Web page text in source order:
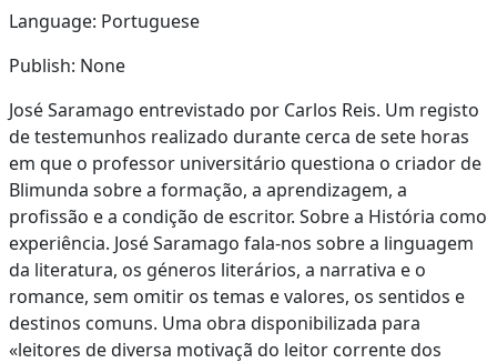
Language: Portuguese
Publish: None
José Saramago entrevistado por Carlos Reis. Um registo
de testemunhos realizado durante cerca de sete horas
em que o professor universitário questiona o criador de
Blimunda sobre a formação, a aprendizagem, a
profissão e a condição de escritor. Sobre a História como
experiência. José Saramago fala-nos sobre a linguagem
da literatura, os géneros literários, a narrativa e o
romance, sem omitir os temas e valores, os sentidos e
destinos comuns. Uma obra disponibilizada para
«leitores de diversa motivaçã do leitor corrente dos